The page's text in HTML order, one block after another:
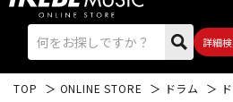
詳細
TOP ONLINE STORE ドラム